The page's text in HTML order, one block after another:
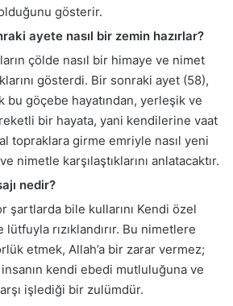
olduğunu gösterir.
ayete nasıl bir zemin hazırlar?
çölde nasıl bir himaye ve nimet
gösterdi. Bir sonraki ayet (58),
bu göçebe hayatından, yerleşik ve
bir hayata, yani kendilerine vaat
topraklara girme emriyle nasıl yeni
nimetle karşılaştıklarını anlatacaktır.
nedir?
şartlarda bile kullarını Kendi özel
lütfuyla rızıklandırır. Bu nimetlere
etmek, Allah’a bir zarar vermez;
kendi ebedi mutluluğuna ve
işlediği bir zulümdür.